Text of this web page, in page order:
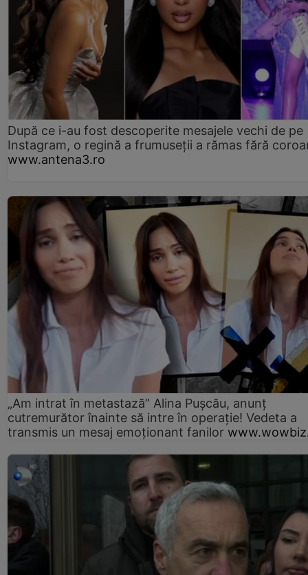
După ce i-au fost descoperite mesajele vechi de pe
Instagram, o regină a frumuseții a rămas fără
www.antena3.ro
„Am intrat în metastază” Alina Pușcău, anunț
cutremurător înainte să intre în operație! Vedeta a
transmis un mesaj emoționant fanilor